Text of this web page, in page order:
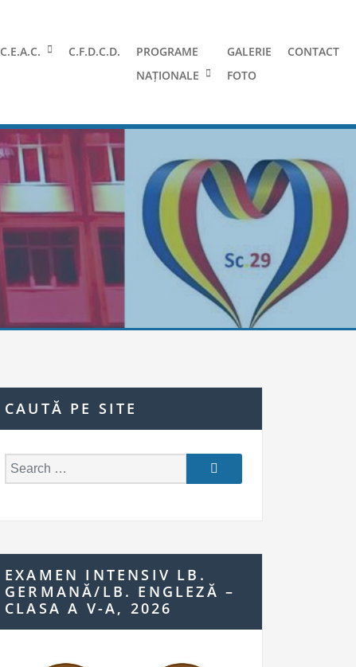
C.E.A.C. C.F.D.C.D.
PROGRAME
NAȚIONALE
GALERIE
FOTO
CONTACT
CAUTĂ PE SITE
e
h
f
o
r:
EXAMEN INTENSIV LB.
GERMANĂ/LB. ENGLEZĂ –
CLASA A V-A, 2026